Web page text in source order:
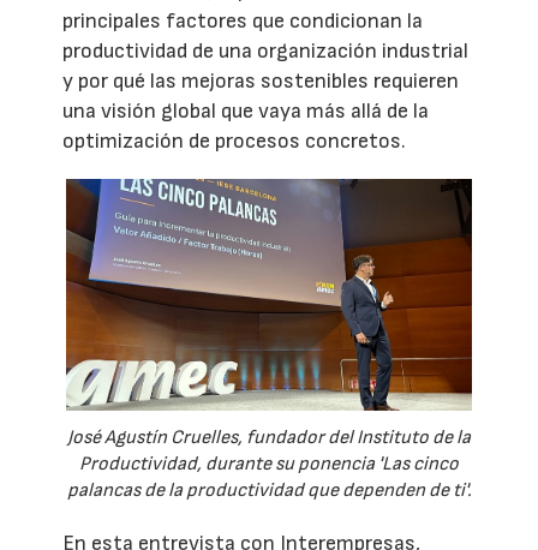
principales factores que condicionan la
productividad de una organización industrial
y por qué las mejoras sostenibles requieren
una visión global que vaya más allá de la
optimización de procesos concretos.
José Agustín Cruelles, fundador del Instituto de la
Productividad, durante su ponencia 'Las cinco
palancas de la productividad que dependen de ti'.
En esta entrevista con Interempresas,